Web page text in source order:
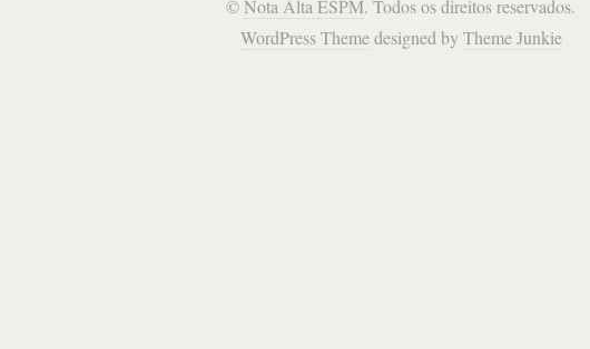
©Nota Alta ESPM. Todos os direitos reservados.
WordPress Themedesigned by Theme Junkie